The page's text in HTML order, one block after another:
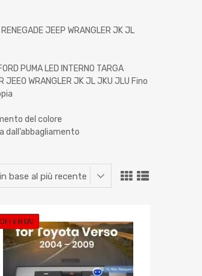
JEEP WRANGLER JK JL
PUMA LED INTERNO TARGA
JEEO WRANGLER JK JL JKU JLU Fino
del colore
dall’abbagliamento
ai preferiti